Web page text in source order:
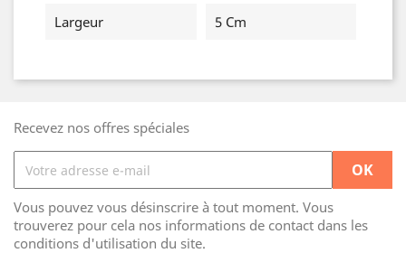
Largeur 5 Cm
Recevez nos offres spéciales
Vous pouvez vous désinscrire à tout moment. Vous
trouverez pour cela nos informations de contact dans les
conditions d'utilisation du site.